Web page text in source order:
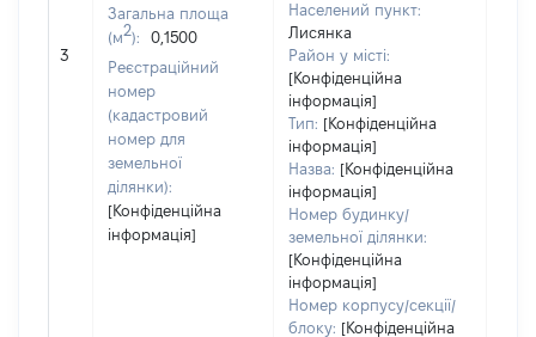
3
Загальна площа
(м2):
0,1500
Реєстраційний
номер
(кадастровий
номер для
земельної
ділянки):
[Конфіденційна
інформація]
Населений пункт:
Лисянка
Район у місті:
[Конфіденційна
інформація]
Тип: [Конфіденційна
інформація]
Назва: [Конфіденційна
інформація]
Номер будинку/
земельної ділянки:
[Конфіденційна
інформація]
Номер корпусу/секції/
блоку: [Конфіденційна